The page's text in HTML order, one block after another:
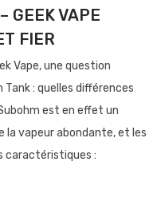
GEEK VAPE
FIER
Vape, une question
Tank : quelles différences
est en effet un
la vapeur abondante, et les
caractéristiques :